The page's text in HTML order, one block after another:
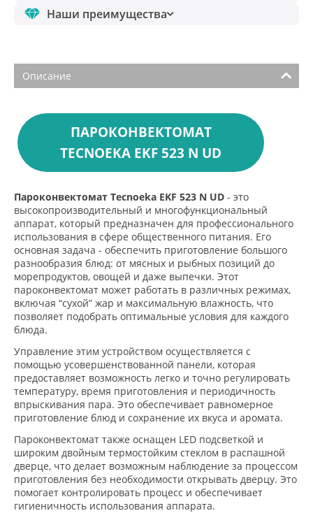
Наши преимущества
Описание
ПАРОКОНВЕКТОМАТ
TECNOEKA EKF 523 N UD
Пароконвектомат Tecnoeka EKF 523 N UD - это
высокопроизводительный и многофункциональный
аппарат, который предназначен для профессионального
использования в сфере общественного питания. Его
основная задача - обеспечить приготовление большого
разнообразия блюд: от мясных и рыбных позиций до
морепродуктов, овощей и даже выпечки. Этот
пароконвектомат может работать в различных режимах,
включая “сухой” жар и максимальную влажность, что
позволяет подобрать оптимальные условия для каждого
блюда.
Управление этим устройством осуществляется с
помощью усовершенствованной панели, которая
предоставляет возможность легко и точно регулировать
температуру, время приготовления и периодичность
впрыскивания пара. Это обеспечивает равномерное
приготовление блюд и сохранение их вкуса и аромата.
Пароконвектомат также оснащен LED подсветкой и
широким двойным термостойким стеклом в распашной
дверце, что делает возможным наблюдение за процессом
приготовления без необходимости открывать дверцу. Это
помогает контролировать процесс и обеспечивает
гигиеничность использования аппарата.